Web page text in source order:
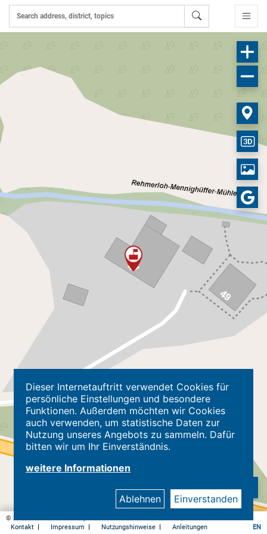
Dieser Internetauftritt verwendet Cookies für
persönliche Einstellungen und besondere
Funktionen. Außerdem möchten wir Cookies
auch verwenden, um statistische Daten zur
Nutzung unseres Angebots zu sammeln. Dafür
bitten wir um Ihr Einverständnis.
weitere Informationen
Ablehnen Einverstanden
© Kreis Herford - Kataster, Geodaten und Immobilienwerte |
Kontakt | Impressum | Nutzungshinweise | Anleitungen EN